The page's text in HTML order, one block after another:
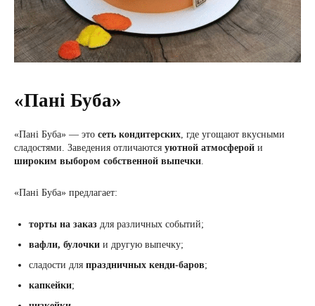
«Пані Буба»
«Пані Буба» — это сеть кондитерских , где угощают вкусными
сладостями. Заведения отличаются уютной атмосферой и
широким выбором собственной выпечки
«Пані Буба» предлагает:
торты на заказ для различных событий;
вафли, булочки и другую выпечку;
сладости для праздничных кенди-баров;
капкейки;